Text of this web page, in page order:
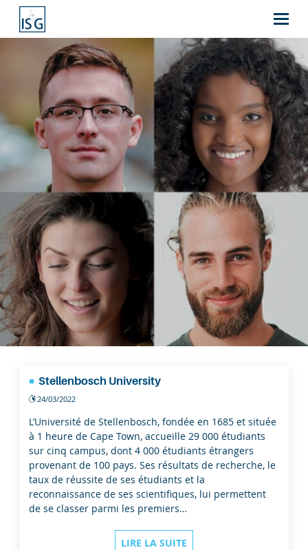
Stellenbosch University
24/03/2022
L’Université de Stellenbosch, fondée en 1685 et située
à 1 heure de Cape Town, accueille 29 000 étudiants
sur cinq campus, dont 4 000 étudiants étrangers
provenant de 100 pays. Ses résultats de recherche, le
taux de réussite de ses étudiants et la
reconnaissance de ses scientifiques, lui permettent
de se classer parmi les premiers…
LIRE LA SUITE